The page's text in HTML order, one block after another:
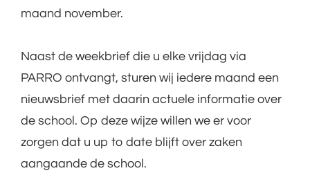
maand november.
Naast de weekbrief die u elke vrijdag via
PARRO ontvangt, sturen wij iedere maand een
nieuwsbrief met daarin actuele informatie over
de school. Op deze wijze willen we er voor
zorgen dat u up to date blijft over zaken
aangaande de school.